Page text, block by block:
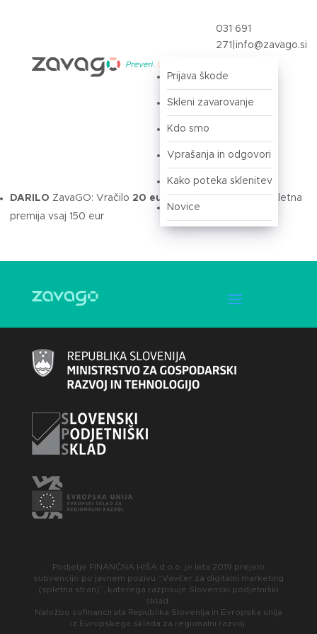
031 691
271 info@zavago.si
Prijava škode
Skleni zavarovanje
Kdo smo
Vprašanja in odgovori
Kako poteka sklenitev
Novice
DARILO ZavaGO: Vračilo 20 eur
če znaša letna
premija vsaj 150 eur
Podjetje FINANČNA HIŠA d.o.o. je leta 2019 prejelo
subvencijo po javnem pozivu “Vavčer za digitalni marketing
(spletna stran)”, katerega razpisuje Slovenski podjetniški
sklad.
Naložbo sofinancirata Republika Slovenija in Evropska unija
iz Evropskega sklada za regionalni razvoj.